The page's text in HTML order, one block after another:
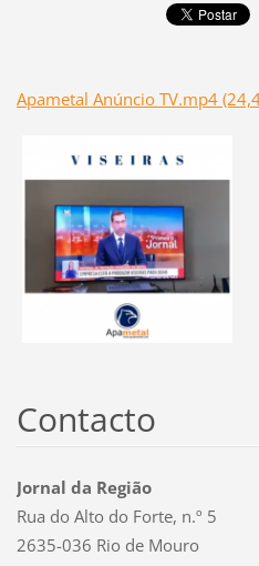
Apametal Anúncio TV.mp4
Contacto
Jornal da Região
Rua do Alto do Forte, n.º 5
2635-036 Rio de Mouro